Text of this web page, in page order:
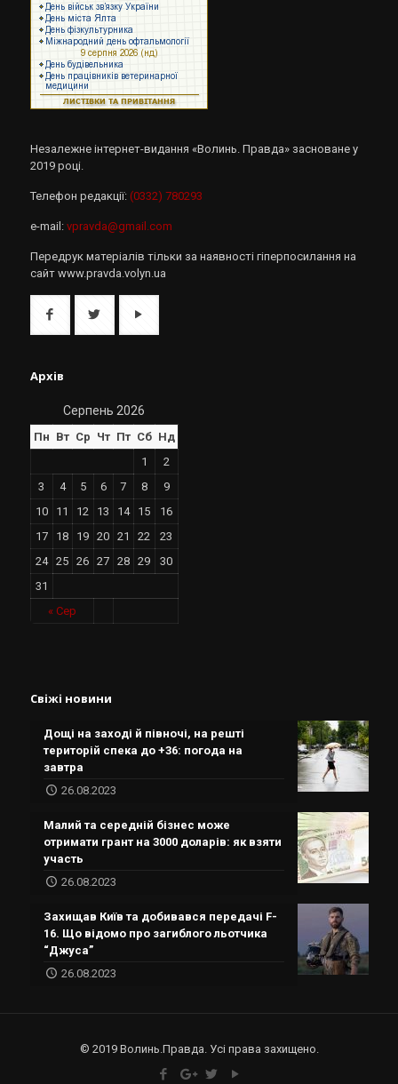
Незалежне інтернет-видання «Волинь. Правда» засноване у
2019 році.
Телефон редакції: (0332) 780293
e-mail: vpravda@gmail.com
Передрук матеріалів тільки за наявності гіперпосилання на
сайт www.pravda.volyn.ua
Архів
Серпень 2026
Пн Вт Ср Чт Пт Сб Нд
« Сер
1
2
3
4 5 6 7 8
9
10
11 12 13 14 15
16
17
18 19 20 21 22
23
24
25 26 27 28 29
30
31
Свіжі новини
Дощі на заході й півночі, на решті
територій спека до +36: погода на
завтра
26.08.2023
Малий та середній бізнес може
отримати грант на 3000 доларів: як взяти
участь
26.08.2023
Захищав Київ та добивався передачі F-
16. Що відомо про загиблого льотчика
“Джуса”
26.08.2023
© 2019 Волинь.Правда. Усі права захищено.